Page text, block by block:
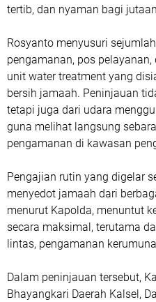
tertib, dan nyaman bagi
Rosyanto menyusuri
pengamanan, pos
unit water treatment yang
bersih jamaah. Peninjauan
tetapi juga dari udara
guna melihat langsung
pengamanan di kawasan
Pengajian rutin yang digelar
menyedot jamaah dari
menurut Kapolda, menuntut
secara maksimal, terutama
lintas, pengamanan
Dalam peninjauan tersebut,
Bhayangkari Daerah Kalsel,